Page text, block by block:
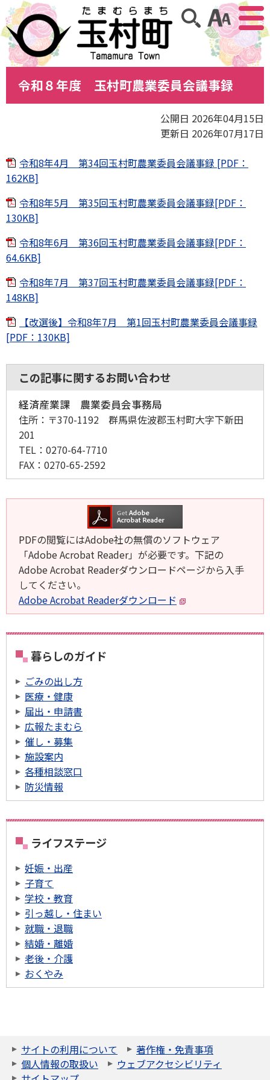
アクセ
サイト内検索
令和８年度 玉村町農業委員会議事録
公開日 2026年04月15日
更新日 2026年07月17日
令和8年4月 第34回玉村町農業委員会議事録 [PDF：
162KB]
令和8年5月 第35回玉村町農業委員会議事録[PDF：
130KB]
令和8年6月 第36回玉村町農業委員会議事録[PDF：
64.6KB]
令和8年7月 第37回玉村町農業委員会議事録[PDF：
148KB]
【改選後】令和8年7月 第1回玉村町農業委員会議事録
[PDF：130KB]
この記事に関するお問い合わせ
経済産業課 農業委員会事務局
住所： 〒370-1192 群馬県佐波郡玉村町大字下新田
201
TEL： 0270-64-7710
FAX： 0270-65-2592
PDFの閲覧にはAdobe社の無償のソフトウェア
「Adobe Acrobat Reader」が必要です。下記の
Adobe Acrobat Readerダウンロードページから入手
してください。
Adobe Acrobat Readerダウンロード
暮らしのガイド
ごみの出し方
医療・健康
届出・申請書
広報たまむら
催し・募集
施設案内
各種相談窓口
防災情報
ライフステージ
妊娠・出産
子育て
学校・教育
引っ越し・住まい
就職・退職
結婚・離婚
老後・介護
おくやみ
サイトの利用について
著作権・免責事項
個人情報の取扱い
ウェブアクセシビリティ